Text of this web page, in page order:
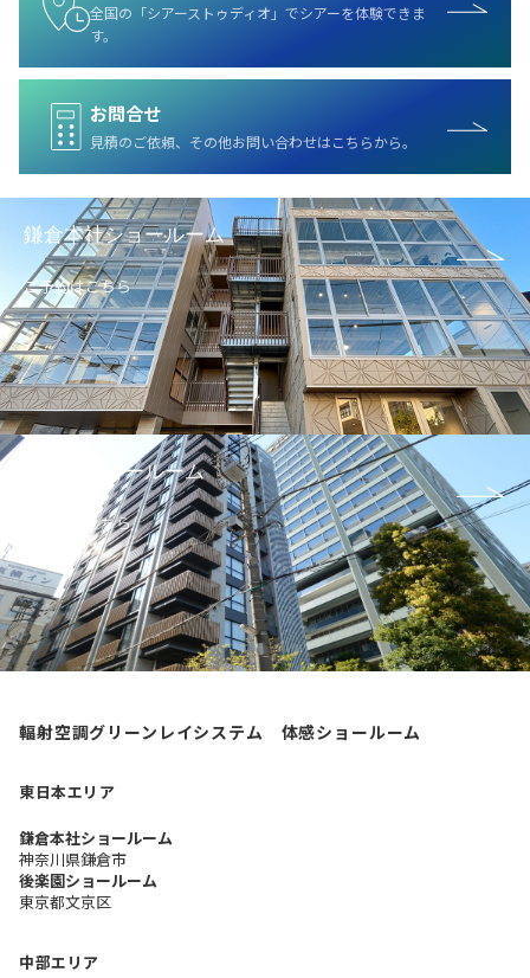
全国の「シアーストゥディオ」でシアーを体験できま
す。
お問合せ
見積のご依頼、その他お問い合わせはこちらから。
鎌倉本社ショールーム
ご予約はこちら
後楽園ショールーム
ご予約はこちら
輻射空調グリーンレイシステム 体感ショールーム
東日本エリア
鎌倉本社ショールーム
神奈川県鎌倉市
後楽園ショールーム
東京都文京区
中部エリア